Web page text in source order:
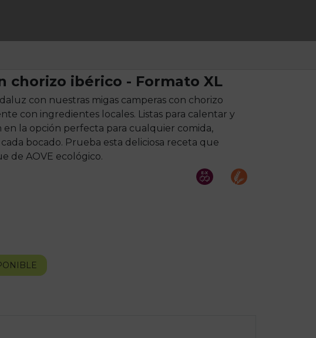
chorizo ibérico - Formato XL
con nuestras migas camperas con chorizo
con ingredientes locales. Listas para calentar y
en la opción perfecta para cualquier comida,
bocado. Prueba esta deliciosa receta que
de AOVE ecológico.